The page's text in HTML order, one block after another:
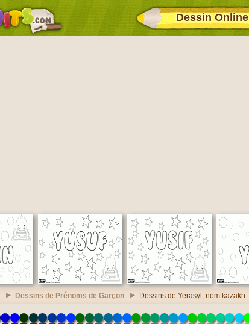
Dessin Online
Dessins de Prénoms de Garçon Dessins de Yerasyl, nom kazakh